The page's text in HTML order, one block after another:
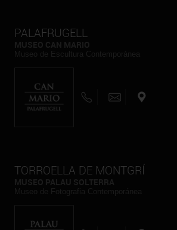
PALAFRUGELL
TORROELLA DE MONTGRÍ